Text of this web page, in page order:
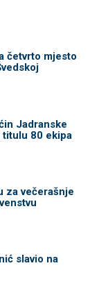
četvrto mjesto
Jadranske
titulu 80 ekipa
za večerašnje
slavio na